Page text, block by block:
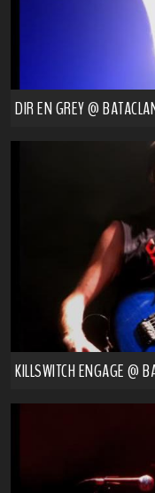
DIR EN GREY @
KILLSWITCH ENGAGE @